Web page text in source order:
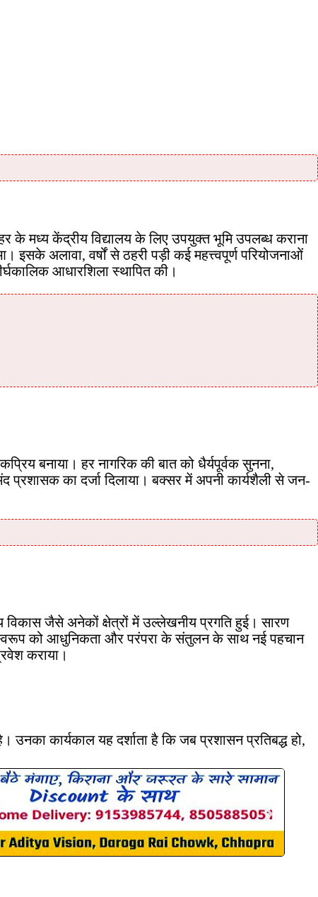
मध्य केंद्रीय विद्यालय के लिए उपयुक्त भूमि उपलब्ध कराना
इसके अलावा, वर्षों से ठहरी पड़ी कई महत्त्वपूर्ण परियोजनाओं
आधारशिला स्थापित की।
बनाया। हर नागरिक की बात को धैर्यपूर्वक सुनना,
का दर्जा दिलाया। बक्सर में अपनी कार्यशैली से जन-
जैसे अनेकों क्षेत्रों में उल्लेखनीय प्रगति हुई। सारण
स्वरूप को आधुनिकता और परंपरा के संतुलन के साथ नई पहचान
कराया।
कार्यकाल यह दर्शाता है कि जब प्रशासन प्रतिबद्ध हो,